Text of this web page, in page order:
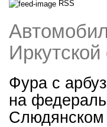
RSS
Иркутской
Фура с
на
Слюдянском